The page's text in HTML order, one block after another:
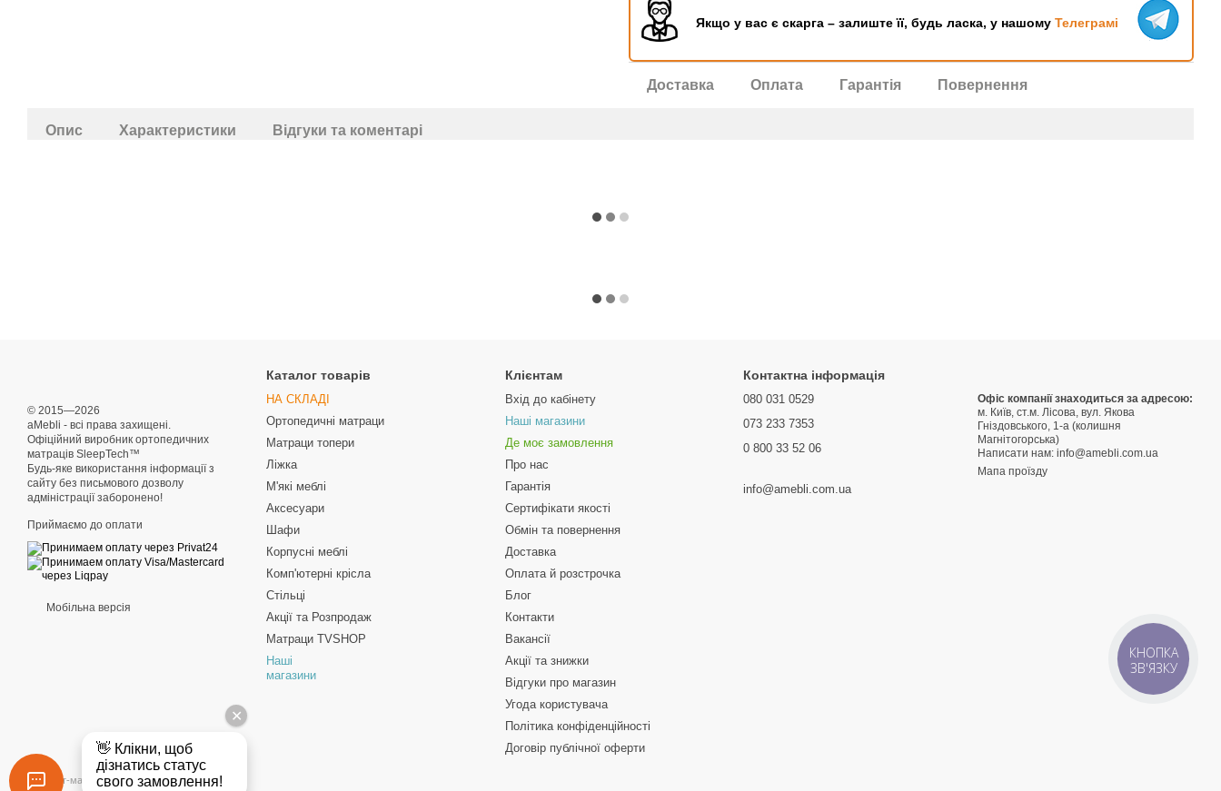
Якщо у вас є скарга – залиште її, будь ласка, у нашому Телеграмі
Доставка Оплата Гарантія Повернення
Опис Характеристики Відгуки та коментарі
© 2015—2026
aMebli - всі права захищені.
Офіційний виробник ортопедичних
матраців SleepTech™
Будь-яке використання інформації з
сайту без письмового дозволу
адміністрації заборонено!
Приймаємо до оплати
Мобільна версія
Інтернет-магазин створений з Хорошоп
Каталог товарів
НА СКЛАДІ
Ортопедичні матраци
Матраци топери
Ліжка
М'які меблі
Аксесуари
Шафи
Корпусні меблі
Комп'ютерні крісла
Стільці
Акції та Розпродаж
Матраци TVSHOP
Наші
магазини
Клієнтам
Вхід до кабінету
Наші магазини
Де моє замовлення
Про нас
Гарантія
Сертифікати якості
Обмін та повернення
Доставка
Оплата й розстрочка
Блог
Контакти
Вакансії
Акції та знижки
Відгуки про магазин
Угода користувача
Політика конфіденційності
Договір публічної оферти
Контактна інформація
080 031 0529
073 233 7353
0 800 33 52 06
info@amebli.com.ua
Офіс компанії знаходиться за адресою:
м. Київ, ст.м. Лісова, вул. Якова
Гніздовського, 1-а (колишня
Магнітогорська)
Написати нам:info@amebli.com.ua
Мапа проїзду
КНОПКА
ЗВ'ЯЗКУ